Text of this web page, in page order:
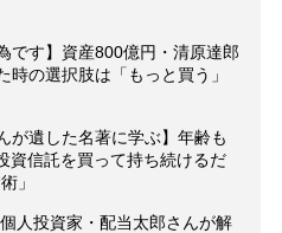
です】資産800億円・清原達郎
の選択肢は「もっと買う」
が遺した名著に学ぶ】年齢も
資信託を買って持ち続けるだ
」
人投資家・配当太郎さんが解